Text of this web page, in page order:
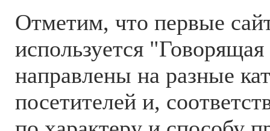
Отметим, что первые
используется
направлены на разные
посетителей и,